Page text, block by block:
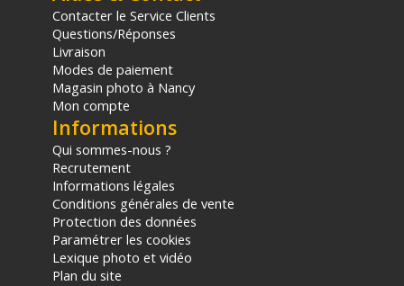
Contacter le Service Clients
Questions/Réponses
Livraison
Modes de paiement
Magasin photo à Nancy
Mon compte
Informations
Qui sommes-nous ?
Recrutement
Informations légales
Conditions générales de vente
Protection des données
Paramétrer les cookies
Lexique photo et vidéo
Plan du site